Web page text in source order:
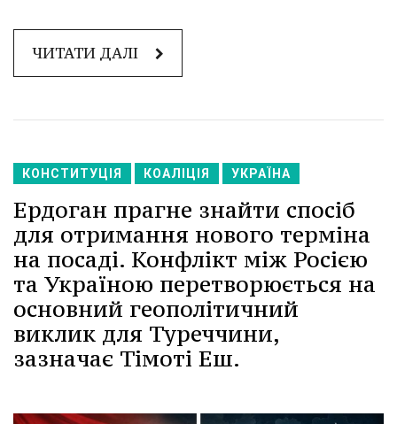
ЧИТАТИ ДАЛІ
КОНСТИТУЦІЯ КОАЛІЦІЯ УКРАЇНА
Ердоган прагне знайти спосіб
для отримання нового терміна
на посаді. Конфлікт між Росією
та Україною перетворюється на
основний геополітичний
виклик для Туреччини,
зазначає Тімоті Еш.